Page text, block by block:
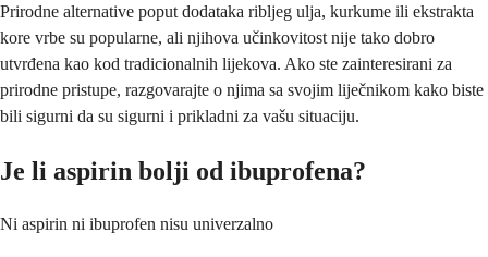
Prirodne alternative poput dodataka ribljeg ulja, kurkume ili ekstrakta
kore vrbe su popularne, ali njihova učinkovitost nije tako dobro
utvrđena kao kod tradicionalnih lijekova. Ako ste zainteresirani za
prirodne pristupe, razgovarajte o njima sa svojim liječnikom kako biste
bili sigurni da su sigurni i prikladni za vašu situaciju.
Je li aspirin bolji od ibuprofena?
Ni aspirin ni ibuprofen nisu univerzalno